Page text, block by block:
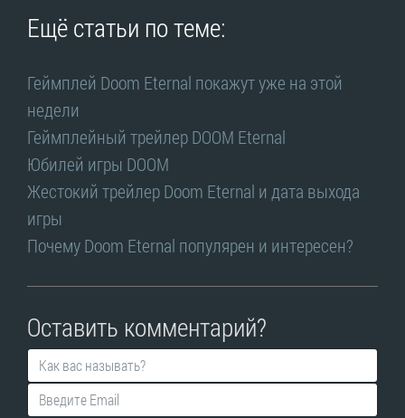
Ещё статьи по теме:
Геймплей Doom Eternal покажут уже на этой
недели
Геймплейный трейлер DOOM Eternal
Юбилей игры DOOM
Жестокий трейлер Doom Eternal и дата выхода
игры
Почему Doom Eternal популярен и интересен?
Оставить комментарий?